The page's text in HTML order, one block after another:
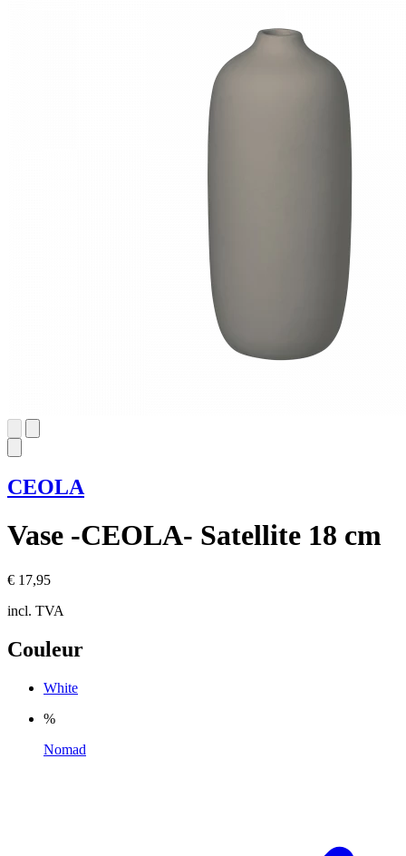
CEOLA
Vase -CEOLA- Satellite 18 cm
€ 17,95
incl. TVA
Couleur
White
%
Nomad